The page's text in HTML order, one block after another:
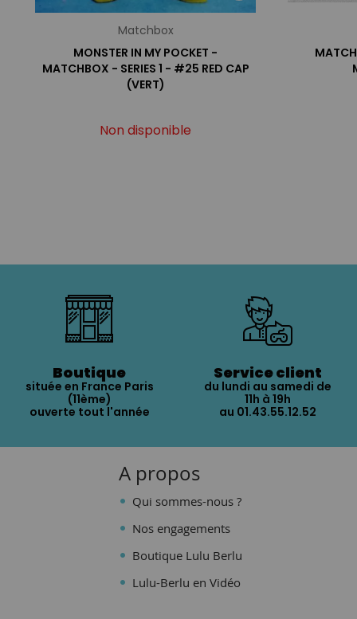
Matchbox
MONSTER IN MY POCKET -
MATCHBOX - SERIES 1 - #25 RED CAP
(VERT)
Non disponible
Boutique
située en France Paris
(11ème)
ouverte tout l'année
Service client
du lundi au samedi de
11h à 19h
au 01.43.55.12.52
A propos
Qui sommes-nous ?
Nos engagements
Boutique Lulu Berlu
Lulu-Berlu en Vidéo